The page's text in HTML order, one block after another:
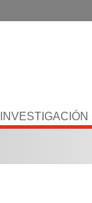
INVESTIGACIÓN